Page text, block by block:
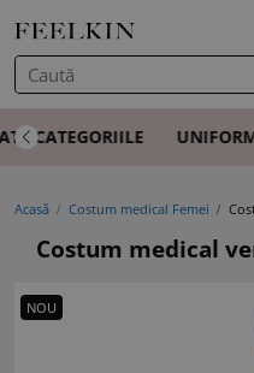
CATEGORIILE
Acasă Costum medical Femei
Costum medical
NOU